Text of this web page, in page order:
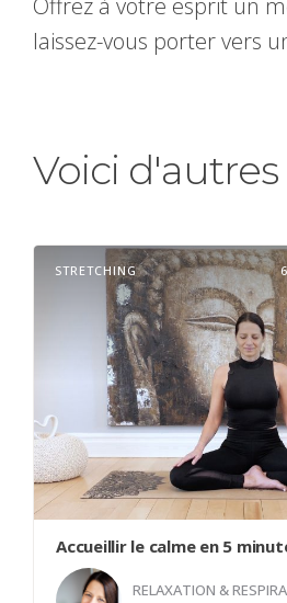
Offrez à votre esprit un
laissez-vous porter vers
Voici
STRETCHING
Accueillir le calme en 5
RELAXATION &